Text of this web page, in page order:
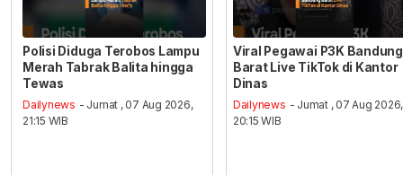
Polisi Diduga Terobos Lampu
Merah Tabrak Balita hingga
Tewas
Dailynews - Jumat , 07 Aug 2026,
21:15 WIB
Viral Pegawai P3K Bandung
Barat Live TikTok di Kantor
Dinas
Dailynews - Jumat , 07 Aug 2026,
20:15 WIB